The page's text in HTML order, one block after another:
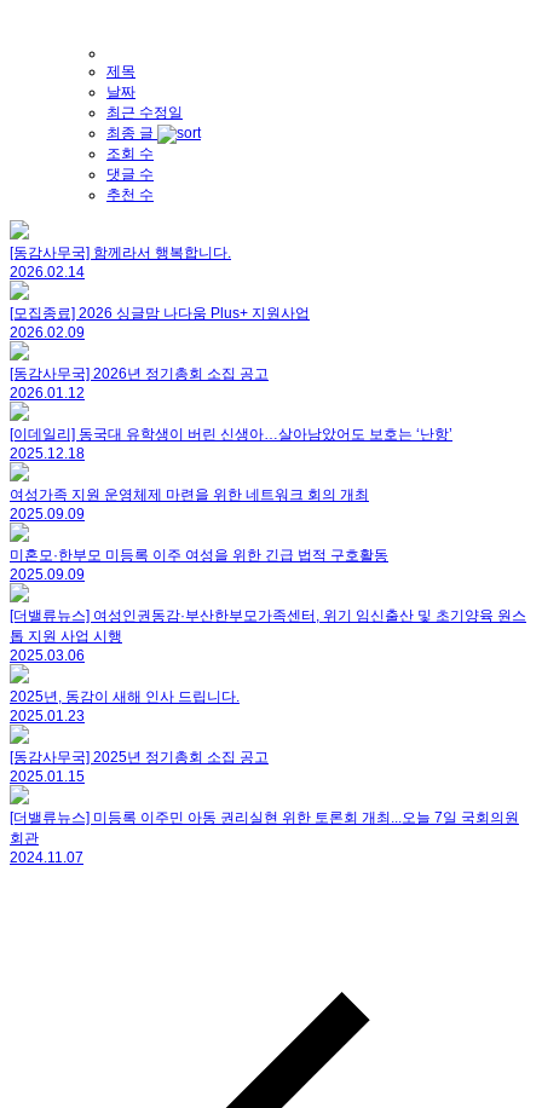
제목
날짜
최근 수정일
최종 글
조회 수
댓글 수
추천 수
[동감사무국] 함께라서 행복합니다.
2026.02.14
[모집종료] 2026 싱글맘 나다움 Plus+ 지원사업
2026.02.09
[동감사무국] 2026년 정기총회 소집 공고
2026.01.12
[이데일리] 동국대 유학생이 버린 신생아…살아남았어도 보호는 ‘난항’
2025.12.18
여성가족 지원 운영체제 마련을 위한 네트워크 회의 개최
2025.09.09
미혼모·한부모 미등록 이주 여성을 위한 긴급 법적 구호활동
2025.09.09
[더밸류뉴스] 여성인권동감·부산한부모가족센터, 위기 임신출산 및 초기양육 원스
톱 지원 사업 시행
2025.03.06
2025년, 동감이 새해 인사 드립니다.
2025.01.23
[동감사무국] 2025년 정기총회 소집 공고
2025.01.15
[더밸류뉴스] 미등록 이주민 아동 권리실현 위한 토론회 개최...오늘 7일 국회의원
회관
2024.11.07